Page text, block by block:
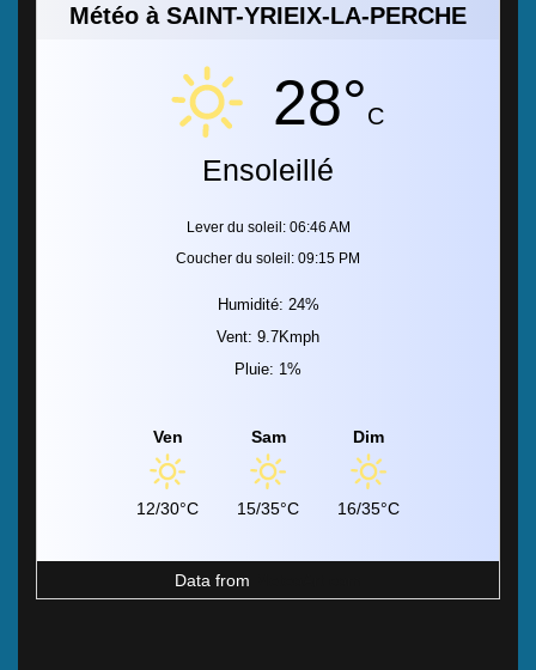
Météo à SAINT-YRIEIX-LA-PERCHE
28°C
Ensoleillé
Lever du soleil: 06:46 AM
Coucher du soleil: 09:15 PM
Humidité: 24%
Vent: 9.7Kmph
Pluie: 1%
Ven
12/30°C
Sam
15/35°C
Dim
16/35°C
Data from